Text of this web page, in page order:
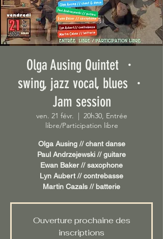
Olga Ausing Quintet ・
swing, jazz vocal, blues ・
Jam session
ven. 21 févr.
20h30, Entrée
libre/Participation libre
Olga Ausing // chant danse
Paul Andrzejewski // guitare
Ewan Baker // saxophone
Lyn Aubert // contrebasse
Martin Cazals // batterie
Ouverture prochaine des
inscriptions